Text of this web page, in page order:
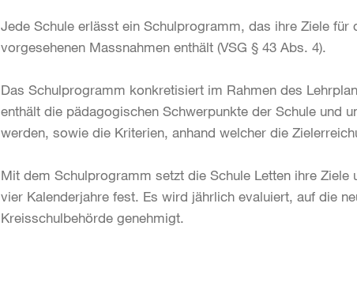
Jede Schule erlässt ein Schulprogramm, das ihre Ziele für
vorgesehenen Massnahmen enthält (VSG § 43 Abs. 4).
Das Schulprogramm konkretisiert im Rahmen des
enthält die pädagogischen Schwerpunkte der Schule und
werden, sowie die Kriterien, anhand welcher die
Mit dem Schulprogramm setzt die Schule Letten ihre
vier Kalenderjahre fest. Es wird jährlich evaluiert, auf die
Kreisschulbehörde genehmigt.